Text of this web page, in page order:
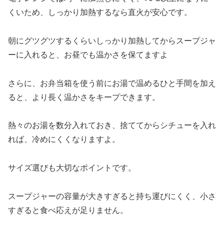
くいため、しっかり加熱するなら直火が安心です。
朝にグツグツするくらいしっかり加熱してからスープジャ
ーに入れると、お昼でも温かさを保てますよ
さらに、お弁当箱を使う前にお湯で温めるひと手間を加え
ると、より長く温かさをキープできます。
熱々のお湯を数分入れておき、捨ててからシチューを入れ
れば、冷めにくくなりますよ。
サイズ選びも大切なポイントです。
スープジャーの容量が大きすぎると持ち運びにくく、小さ
すぎると食べ応えが足りません。